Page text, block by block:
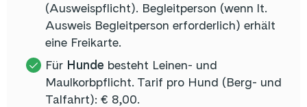
(Ausweispflicht). Begleitperson (wenn lt.
Ausweis Begleitperson erforderlich) erhält
eine Freikarte.
Für Hunde besteht Leinen- und
Maulkorbpflicht. Tarif pro Hund (Berg- und
Talfahrt): € 8,00.